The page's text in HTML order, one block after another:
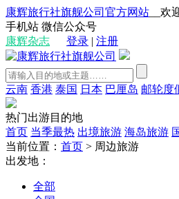
康辉旅行社旗舰公司官方网站 __
手机站 微信公众号
康辉杂志
登录 | 注册
云南 香港 泰国 日本 巴厘岛 邮轮度
热门出游目的地
首页 当季最热 出境旅游 海岛旅游
当前位置： 首页 > 周边旅游
出发地：
全部